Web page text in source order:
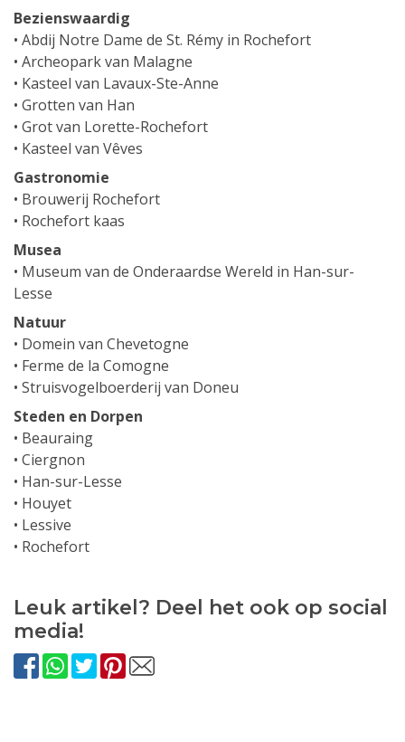
Bezienswaardig
• Abdij Notre Dame de St. Rémy in Rochefort
• Archeopark van Malagne
• Kasteel van Lavaux-Ste-Anne
• Grotten van Han
• Grot van Lorette-Rochefort
• Kasteel van Vêves
Gastronomie
• Brouwerij Rochefort
• Rochefort kaas
Musea
• Museum van de Onderaardse Wereld in Han-sur-
Lesse
Natuur
• Domein van Chevetogne
• Ferme de la Comogne
• Struisvogelboerderij van Doneu
Steden en Dorpen
• Beauraing
• Ciergnon
• Han-sur-Lesse
• Houyet
• Lessive
• Rochefort
Leuk artikel? Deel het ook op social
media!